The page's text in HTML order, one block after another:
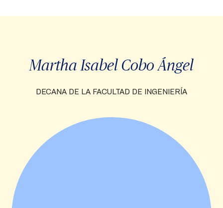
Martha Isabel Cobo Ángel
DECANA DE LA FACULTAD DE INGENIERÍA